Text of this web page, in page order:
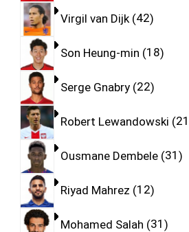
Virgil van Dijk 42
Son Heung-min 18
Serge Gnabry 22
Robert Lewandowski 21
Ousmane Dembele 31
Riyad Mahrez 12
Mohamed Salah 31